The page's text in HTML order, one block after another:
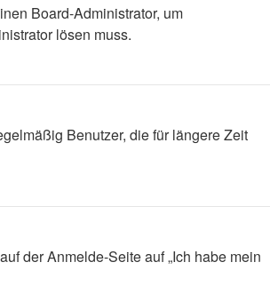
Board-Administrator, um
lösen muss.
Benutzer, die für längere Zeit
der Anmelde-Seite auf „Ich habe mein